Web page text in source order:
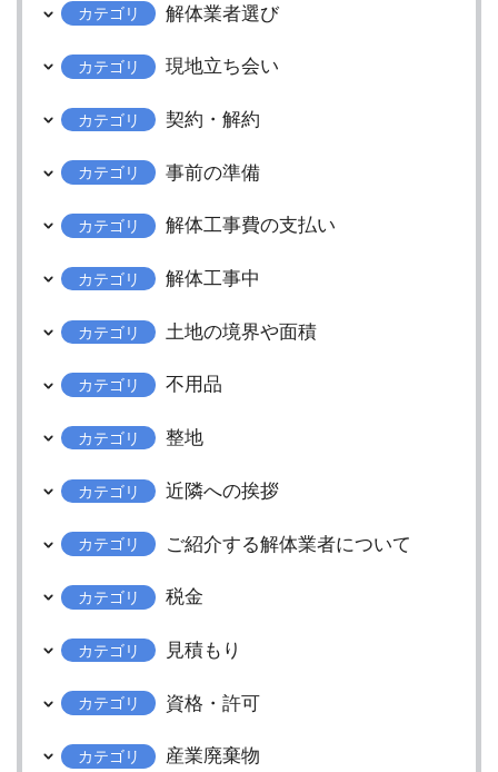
カテゴリ 解体業者選び
カテゴリ 現地立ち会い
カテゴリ 契約・解約
カテゴリ 事前の準備
カテゴリ 解体工事費の支払い
カテゴリ 解体工事中
カテゴリ 土地の境界や面積
カテゴリ 不用品
カテゴリ 整地
カテゴリ 近隣への挨拶
カテゴリ ご紹介する解体業者について
カテゴリ 税金
カテゴリ 見積もり
カテゴリ 資格・許可
カテゴリ 産業廃棄物